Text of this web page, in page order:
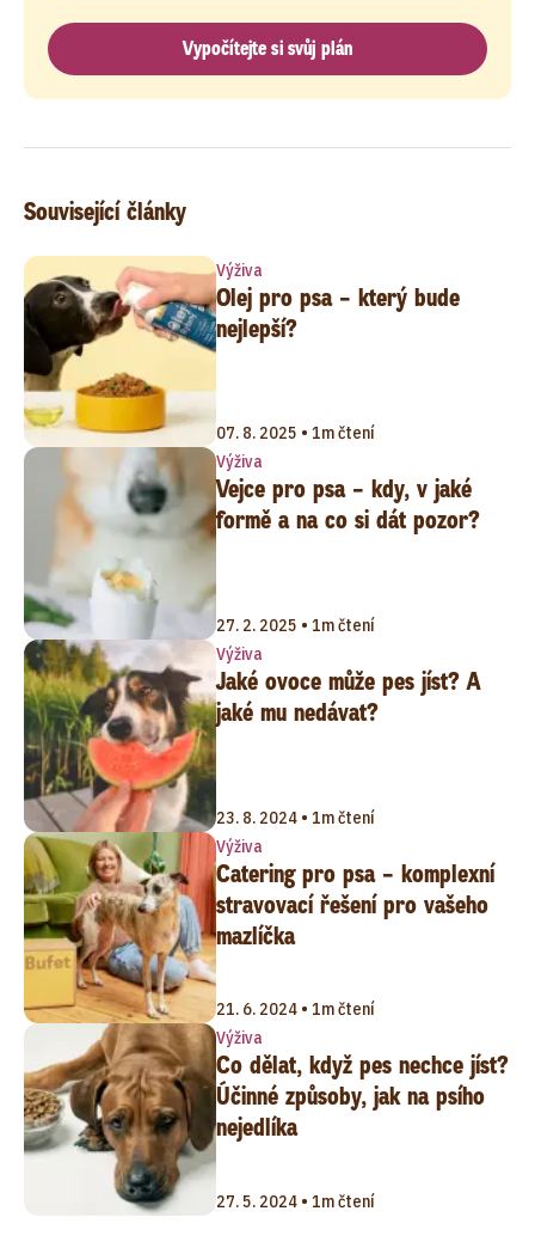
Vypočítejte si svůj plán
Související články
Výživa
Olej pro psa – který bude
nejlepší?
07. 8. 2025 • 1m čtení
Výživa
Vejce pro psa – kdy, v jaké
formě a na co si dát pozor?
27. 2. 2025 • 1m čtení
Výživa
Jaké ovoce může pes jíst? A
jaké mu nedávat?
23. 8. 2024 • 1m čtení
Výživa
Catering pro psa – komplexní
stravovací řešení pro vašeho
mazlíčka
21. 6. 2024 • 1m čtení
Výživa
Co dělat, když pes nechce jíst?
Účinné způsoby, jak na psího
nejedlíka
27. 5. 2024 • 1m čtení